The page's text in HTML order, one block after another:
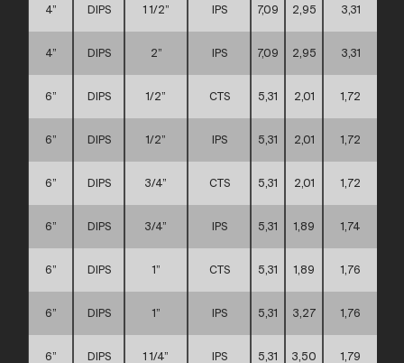
4” DIPS 1 1/2” IPS 7,09 2,95 3,31
4” DIPS 2” IPS 7,09 2,95 3,31
6” DIPS 1/2” CTS 5,31 2,01 1,72
6” DIPS 1/2” IPS 5,31 2,01 1,72
6” DIPS 3/4” CTS 5,31 2,01 1,72
6” DIPS 3/4” IPS 5,31 1,89 1,74
6” DIPS 1” CTS 5,31 1,89 1,76
6” DIPS 1” IPS 5,31 3,27 1,76
6” DIPS 1 1/4” IPS 5,31 3,50 1,79